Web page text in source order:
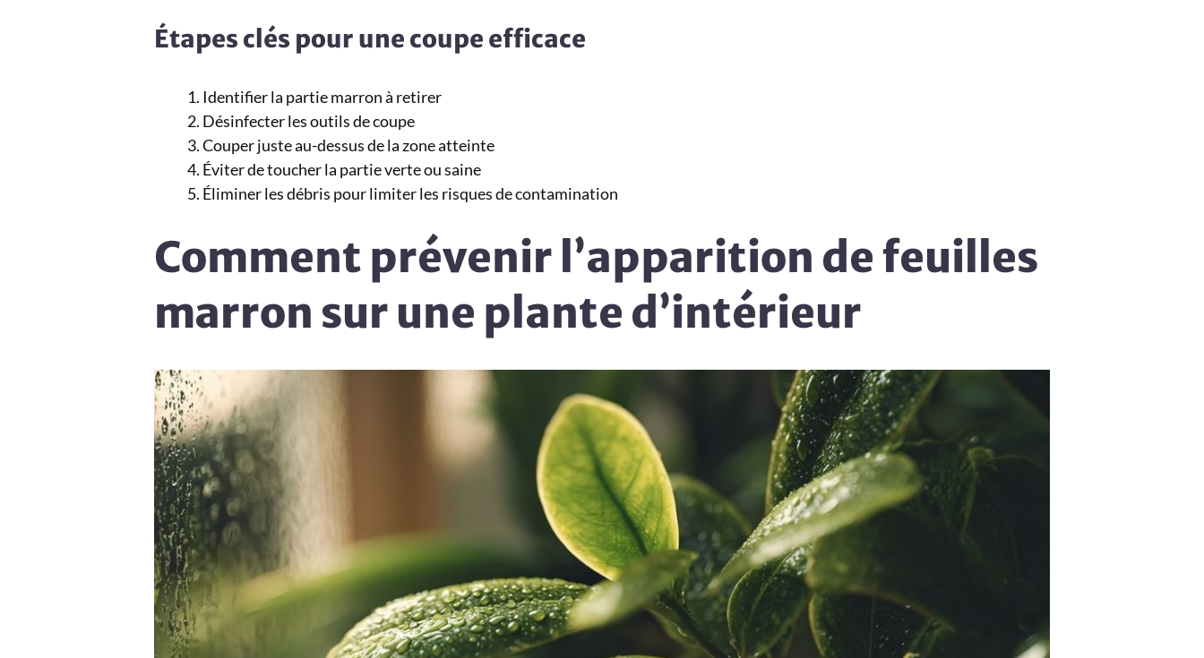
Étapes clés pour une coupe efficace
Identifier la partie marron à retirer
Désinfecter les outils de coupe
Couper juste au-dessus de la zone atteinte
Éviter de toucher la partie verte ou saine
Éliminer les débris pour limiter les risques de contamination
Comment prévenir l’apparition de feuilles
marron sur une plante d’intérieur